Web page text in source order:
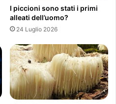
I piccioni sono stati i primi
alleati dell’uomo?
24 Luglio 2026